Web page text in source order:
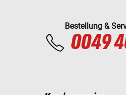
Bestellung &
0049